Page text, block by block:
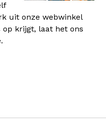
uit onze webwinkel
op krijgt, laat het ons